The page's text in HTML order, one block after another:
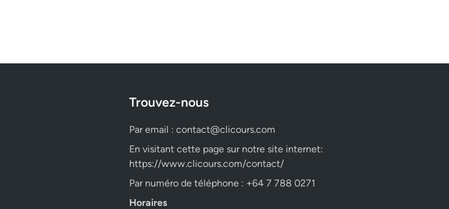
Trouvez-nous
Par email : contact@clicours.com
En visitant cette page sur notre site internet:
https://www.clicours.com/contact/
Par numéro de téléphone : +64 7 788 0271
Horaires